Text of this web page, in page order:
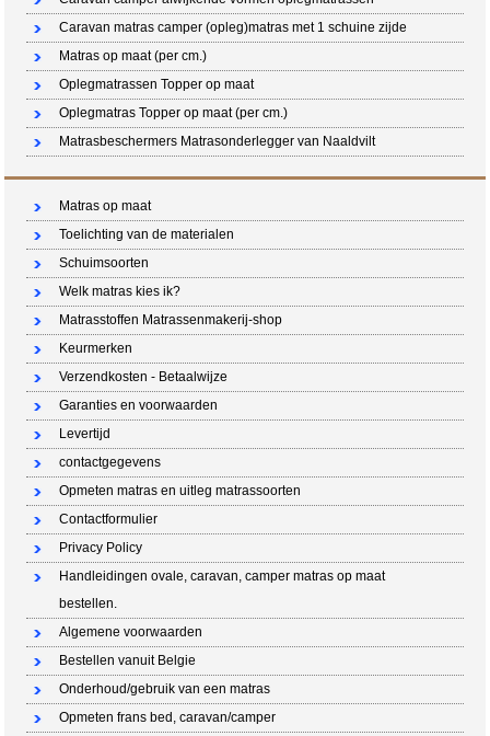
Caravan matras camper (opleg)matras met 1 schuine zijde
Matras op maat (per cm.)
Oplegmatrassen Topper op maat
Oplegmatras Topper op maat (per cm.)
Matrasbeschermers Matrasonderlegger van Naaldvilt
Matras op maat
Toelichting van de materialen
Schuimsoorten
Welk matras kies ik?
Matrasstoffen Matrassenmakerij-shop
Keurmerken
Verzendkosten - Betaalwijze
Garanties en voorwaarden
Levertijd
contactgegevens
Opmeten matras en uitleg matrassoorten
Contactformulier
Privacy Policy
Handleidingen ovale, caravan, camper matras op maat
bestellen.
Algemene voorwaarden
Bestellen vanuit Belgie
Onderhoud/gebruik van een matras
Opmeten frans bed, caravan/camper